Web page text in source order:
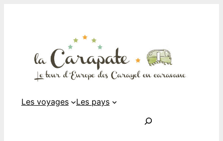
Les voyages Les pays